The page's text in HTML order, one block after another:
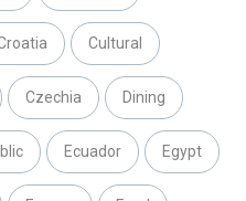
Cultural
Czechia Dining
Ecuador Egypt